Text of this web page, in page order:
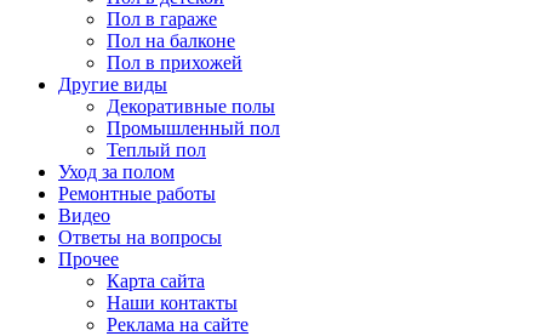
Пол в гараже
Пол на балконе
Пол в прихожей
Другие виды
Декоративные полы
Промышленный пол
Теплый пол
Уход за полом
Ремонтные работы
Видео
Ответы на вопросы
Прочее
Карта сайта
Наши контакты
Реклама на сайте